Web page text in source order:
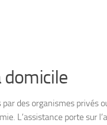
domicile
des organismes privés
L’assistance porte sur